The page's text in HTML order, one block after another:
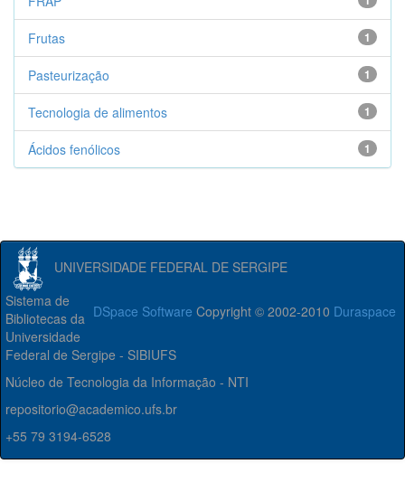
1
Frutas
1
Pasteurização
1
Tecnologia de alimentos
1
Ácidos fenólicos
UNIVERSIDADE FEDERAL DE SERGIPE
DSpace Software Copyright © 2002-2010 Duraspace
Sistema de
Bibliotecas da
Universidade
Federal de Sergipe - SIBIUFS
Núcleo de Tecnologia da Informação - NTI
repositorio@academico.ufs.br
+55 79 3194-6528